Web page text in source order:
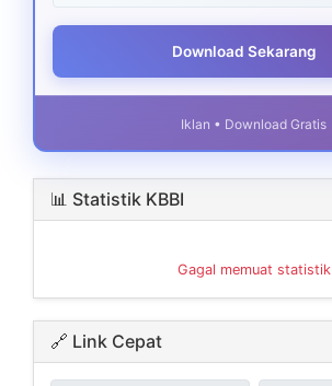
Download Sekarang
Iklan • Download Gratis
📊 Statistik KBBI
Gagal memuat statistik
🔗 Link Cepat